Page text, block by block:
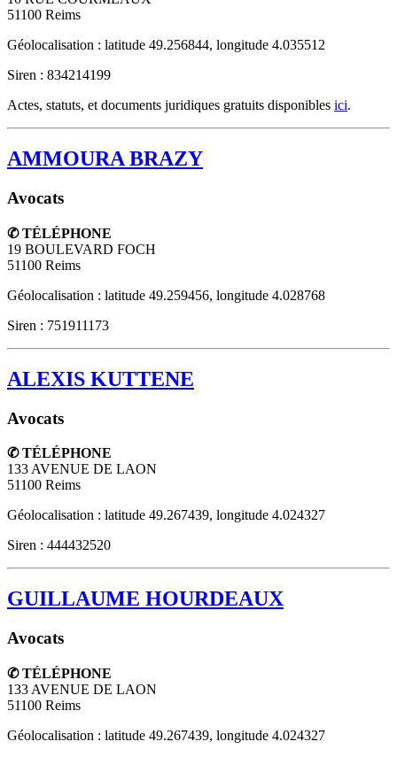
51100 Reims
Géolocalisation : latitude 49.256844, longitude 4.035512
Siren : 834214199
Actes, statuts, et documents juridiques gratuits disponibles ici.
AMMOURA BRAZY
Avocats
✆ TÉLÉPHONE
19 BOULEVARD FOCH
51100 Reims
Géolocalisation : latitude 49.259456, longitude 4.028768
Siren : 751911173
ALEXIS KUTTENE
Avocats
✆ TÉLÉPHONE
133 AVENUE DE LAON
51100 Reims
Géolocalisation : latitude 49.267439, longitude 4.024327
Siren : 444432520
GUILLAUME HOURDEAUX
Avocats
✆ TÉLÉPHONE
133 AVENUE DE LAON
51100 Reims
Géolocalisation : latitude 49.267439, longitude 4.024327